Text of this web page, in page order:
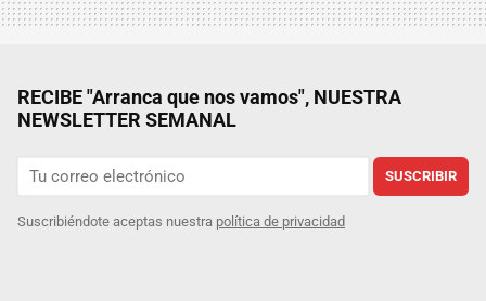
RECIBE "Arranca que nos vamos", NUESTRA
NEWSLETTER SEMANAL
SUSCRIBIR
Suscribiéndote aceptas nuestra política de privacidad